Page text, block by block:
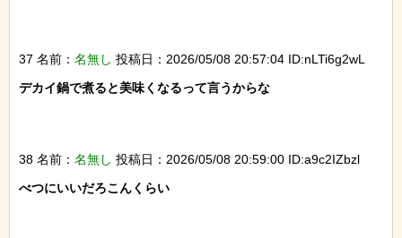
37 名前： 名無し 投稿日：2026/05/08 20:57:04 ID:nLTi6g2wL
デカイ鍋で煮ると美味くなるって言うからな
38 名前： 名無し 投稿日：2026/05/08 20:59:00 ID:a9c2IZbzl
べつにいいだろこんくらい